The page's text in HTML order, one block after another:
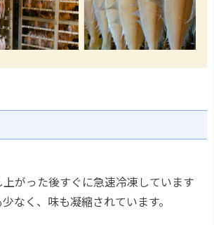
がった後すぐに急速冷凍しています
なく、味も凝縮されています。